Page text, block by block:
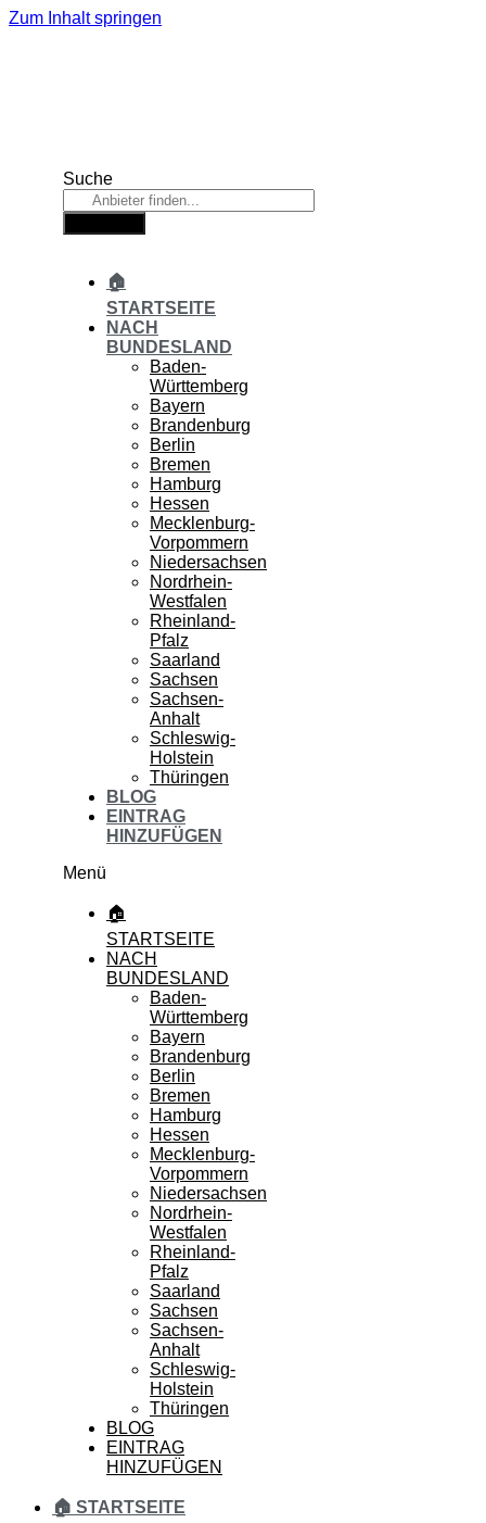
Zum Inhalt springen
Suche
🏠
STARTSEITE
NACH
BUNDESLAND
Baden-
Württemberg
Bayern
Brandenburg
Berlin
Bremen
Hamburg
Hessen
Mecklenburg-
Vorpommern
Niedersachsen
Nordrhein-
Westfalen
Rheinland-
Pfalz
Saarland
Sachsen
Sachsen-
Anhalt
Schleswig-
Holstein
Thüringen
BLOG
EINTRAG
HINZUFÜGEN
Menü
🏠
STARTSEITE
NACH
BUNDESLAND
Baden-
Württemberg
Bayern
Brandenburg
Berlin
Bremen
Hamburg
Hessen
Mecklenburg-
Vorpommern
Niedersachsen
Nordrhein-
Westfalen
Rheinland-
Pfalz
Saarland
Sachsen
Sachsen-
Anhalt
Schleswig-
Holstein
Thüringen
BLOG
EINTRAG
HINZUFÜGEN
🏠 STARTSEITE